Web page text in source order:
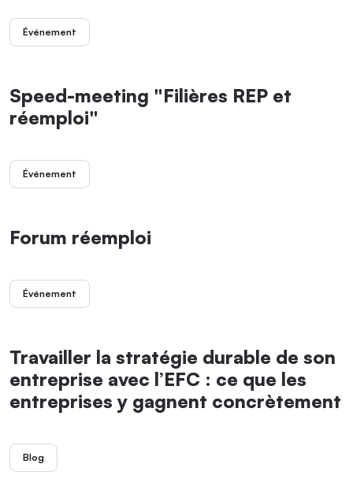
Événement
Speed-meeting "Filières REP et
réemploi"
Événement
Forum réemploi
Événement
Travailler la stratégie durable de son
entreprise avec l’EFC : ce que les
entreprises y gagnent concrètement
Blog